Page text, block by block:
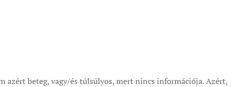
azért beteg, vagy/és túlsúlyos, mert nincs információja. Azért,